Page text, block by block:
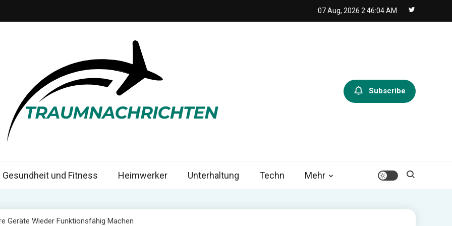
07 Aug, 2026 2:46:05 AM
Subscribe
Gesundheit und Fitness Heimwerker Unterhaltung Techn Mehr
Geräte Wieder Funktionsfähig Machen